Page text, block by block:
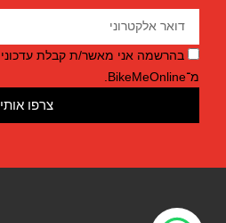
בהרשמה אני מאשר/ת קבלת
מ־BikeMeOnline.
צרפו אותי